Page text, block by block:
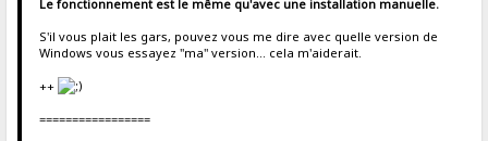
Le fonctionnement est le même qu'avec une installation manuelle.
S'il vous plait les gars, pouvez vous me dire avec quelle version de
Windows vous essayez "ma" version... cela m'aiderait.
++
=================